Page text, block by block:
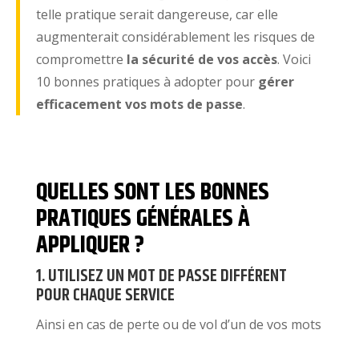
telle pratique serait dangereuse, car elle
augmenterait considérablement les risques de
compromettre la sécurité de vos accès. Voici
10 bonnes pratiques à adopter pour gérer
efficacement vos mots de passe.
QUELLES SONT LES BONNES
PRATIQUES GÉNÉRALES À
APPLIQUER ?
1. UTILISEZ UN MOT DE PASSE DIFFÉRENT
POUR CHAQUE SERVICE
Ainsi en cas de perte ou de vol d’un de vos mots